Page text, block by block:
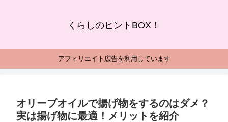
くらしのヒントBOX！
アフィリエイト広告を利用しています
オリーブオイルで揚げ物をするのはダメ？
実は揚げ物に最適！メリットを紹介